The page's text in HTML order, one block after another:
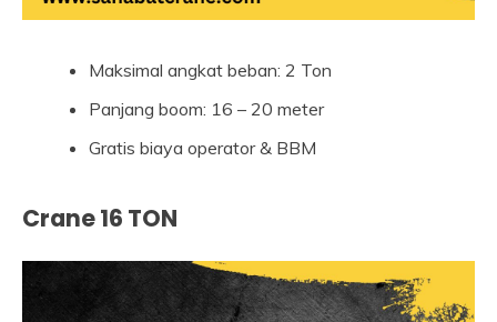
Maksimal angkat beban: 2 Ton
Panjang boom: 16 – 20 meter
Gratis biaya operator & BBM
Crane 16 TON